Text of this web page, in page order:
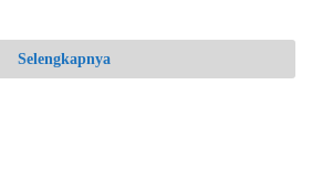
Selengkapnya